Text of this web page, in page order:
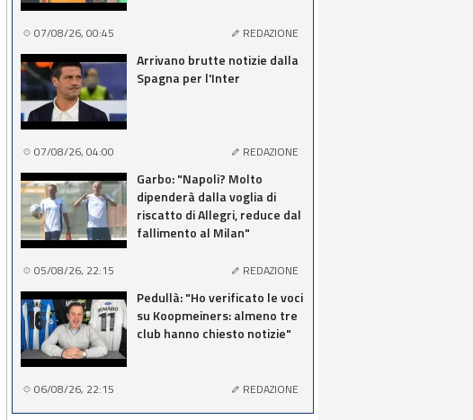
07/08/26, 00:45 REDAZIONE
Arrivano brutte notizie dalla
Spagna per l'Inter
07/08/26, 04:00 REDAZIONE
Garbo: "Napoli? Molto
dipenderà dalla voglia di
riscatto di Allegri, reduce dal
fallimento al Milan"
05/08/26, 22:15 REDAZIONE
Pedullà: "Ho verificato le voci
su Koopmeiners: almeno tre
club hanno chiesto notizie"
06/08/26, 22:15 REDAZIONE